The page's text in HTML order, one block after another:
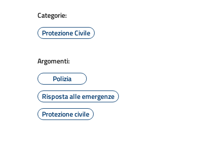
Categorie:
Protezione Civile
Argomenti:
Polizia
Risposta alle emergenze
Protezione civile